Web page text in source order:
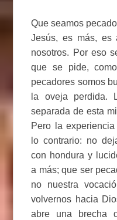
Que seamos
Jesús, es más,
nosotros. Por eso
que se pide,
pecadores somos
la oveja perdida.
separada de esta
Pero la
lo contrario: no
con hondura y
a más; que ser
no nuestra
volvernos hacia
abre una brecha